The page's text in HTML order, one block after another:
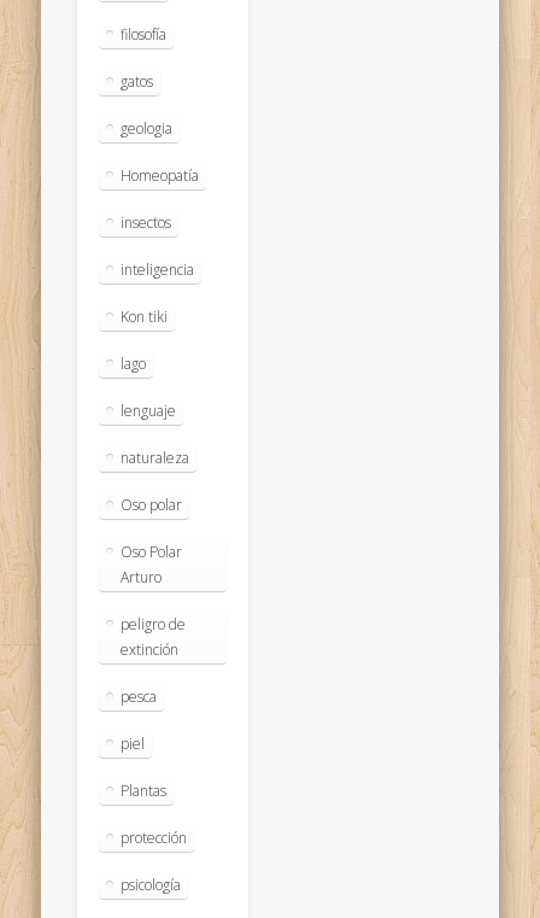
filosofía
gatos
geologia
Homeopatía
insectos
inteligencia
Kon tiki
lago
lenguaje
naturaleza
Oso polar
Oso Polar
Arturo
peligro de
extinción
pesca
piel
Plantas
protección
psicología